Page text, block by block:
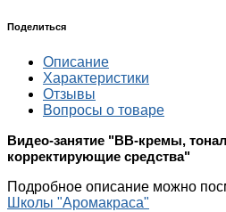
Поделиться
Описание
Характеристики
Отзывы
Вопросы о товаре
Видео-занятие "ВВ-кремы,
корректирующие средства"
Подробное описание можно
Школы "Аромакраса"